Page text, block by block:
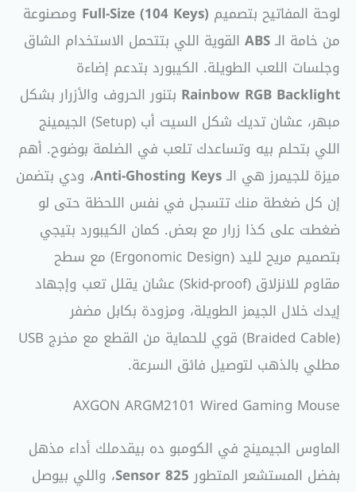
لوحة المفاتيح بتصميم Full-Size (104 Keys) ومصنوعة
من خامة الـABS القوية اللي بتتحمل الاستخدام الشاق
وجلسات اللعب الطويلة. الكيبورد بتدعم إضاءة
Rainbow RGB Backlight بتنور الحروف والأزرار بشكل
مبهر، عشان تديك شكل السيت أب (Setup) الجيمينج
اللي بتحلم بيه وتساعدك تلعب في الضلمة بوضوح. أهم
ميزة للجيمرز هي الـAnti-Ghosting Keys، ودي بتضمن
إن كل ضغطة منك تتسجل في نفس اللحظة حتى لو
ضغطت على كذا زرار مع بعض. كمان الكيبورد بتيجي
بتصميم مريح لليد (Ergonomic Design) مع سطح
مقاوم للانزلاق (Skid-proof) عشان يقلل تعب وإجهاد
إيدك خلال الجيمز الطويلة، ومزودة بكابل مضفر
(Braided Cable) قوي للحماية من القطع مع مخرج USB
مطلي بالذهب لتوصيل فائق السرعة.
AXGON ARGM2101 Wired Gaming Mouse
الماوس الجيمينج في الكومبو ده بيقدملك أداء مذهل
بفضل المستشعر المتطور 825 Sensor
، واللي بيوصل